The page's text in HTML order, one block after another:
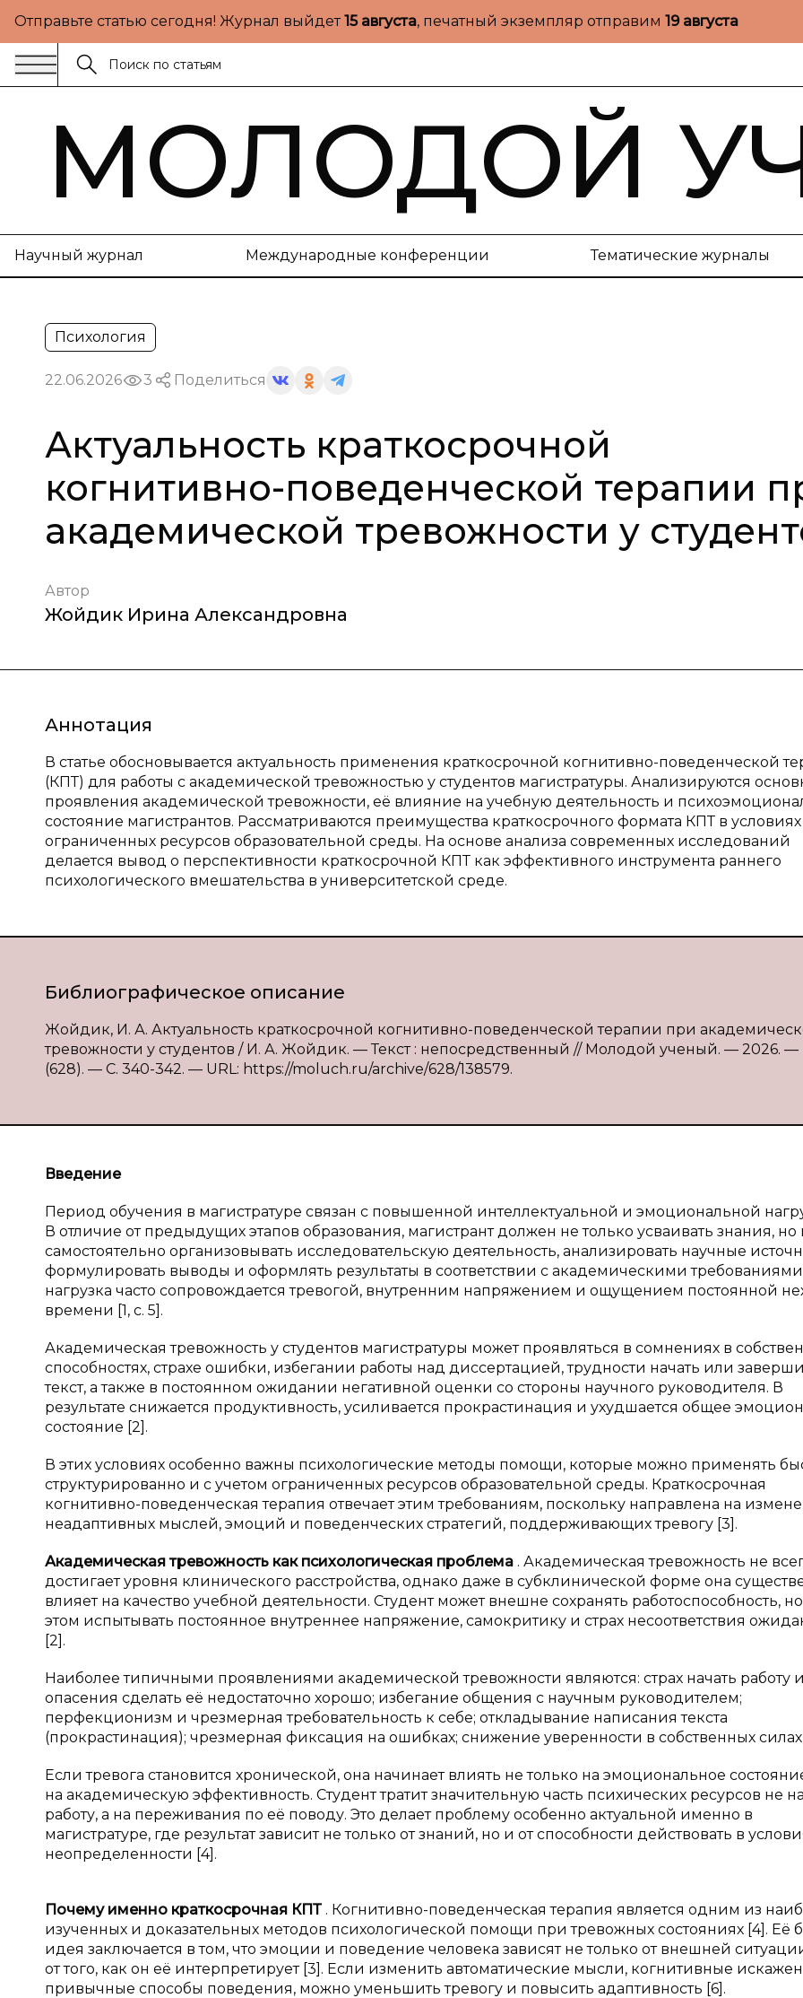
Отправьте статью сегодня! Журнал выйдет15 августа, печатный экземпляр отправим 19 августа
МОЛОДОЙ
Научный журнал Международные конференции Тематические журналы
Психология
22.06.2026 3 Поделиться
Актуальность краткосрочной
когнитивно-поведенческой терапии
академической тревожности у
Автор
Жойдик Ирина Александровна
Аннотация
В статье обосновывается актуальность применения краткосрочной когнитивно-поведенческой
(КПТ) для работы с академической тревожностью у студентов магистратуры. Анализируются
проявления академической тревожности, её влияние на учебную деятельность и
состояние магистрантов. Рассматриваются преимущества краткосрочного формата КПТ в условиях
ограниченных ресурсов образовательной среды. На основе анализа современных исследований
делается вывод о перспективности краткосрочной КПТ как эффективного инструмента раннего
психологического вмешательства в университетской среде.
Библиографическое описание
Жойдик, И. А. Актуальность краткосрочной когнитивно-поведенческой терапии при
тревожности у студентов / И. А. Жойдик. — Текст : непосредственный // Молодой ученый. — 2026.
(628). — С. 340-342. — URL: https://moluch.ru/archive/628/138579.
Введение
Период обучения в магистратуре связан с повышенной интеллектуальной и эмоциональной
В отличие от предыдущих этапов образования, магистрант должен не только усваивать знания, но
самостоятельно организовывать исследовательскую деятельность, анализировать научные
формулировать выводы и оформлять результаты в соответствии с академическими
нагрузка часто сопровождается тревогой, внутренним напряжением и ощущением постоянной
времени [1, с. 5].
Академическая тревожность у студентов магистратуры может проявляться в сомнениях в
способностях, страхе ошибки, избегании работы над диссертацией, трудности начать или
текст, а также в постоянном ожидании негативной оценки со стороны научного руководителя. В
результате снижается продуктивность, усиливается прокрастинация и ухудшается общее
состояние [2].
В этих условиях особенно важны психологические методы помощи, которые можно применять
структурированно и с учетом ограниченных ресурсов образовательной среды. Краткосрочная
когнитивно-поведенческая терапия отвечает этим требованиям, поскольку направлена на
неадаптивных мыслей, эмоций и поведенческих стратегий, поддерживающих тревогу [3].
Академическая тревожность как психологическая проблема . Академическая тревожность не
достигает уровня клинического расстройства, однако даже в субклинической форме она
влияет на качество учебной деятельности. Студент может внешне сохранять работоспособность,
этом испытывать постоянное внутреннее напряжение, самокритику и страх несоответствия
[2].
Наиболее типичными проявлениями академической тревожности являются: страх начать работу
опасения сделать её недостаточно хорошо; избегание общения с научным руководителем;
перфекционизм и чрезмерная требовательность к себе; откладывание написания текста
(прокрастинация); чрезмерная фиксация на ошибках; снижение уверенности в собственных силах
Если тревога становится хронической, она начинает влиять не только на эмоциональное
на академическую эффективность. Студент тратит значительную часть психических ресурсов не
работу, а на переживания по её поводу. Это делает проблему особенно актуальной именно в
магистратуре, где результат зависит не только от знаний, но и от способности действовать в
неопределенности [4].
Почему именно краткосрочная КПТ . Когнитивно-поведенческая терапия является одним из
изученных и доказательных методов психологической помощи при тревожных состояниях [4]. Её
идея заключается в том, что эмоции и поведение человека зависят не только от внешней
от того, как он её интерпретирует [3]. Если изменить автоматические мысли, когнитивные
привычные способы поведения, можно уменьшить тревогу и повысить адаптивность [6].